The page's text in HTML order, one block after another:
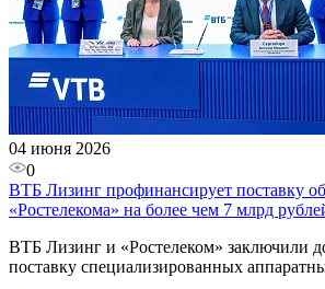
04 июня 2026
0
ВТБ Лизинг профинансирует поставку
«Ростелекома» на более чем 7 млрд
ВТБ Лизинг и «Ростелеком» заключили
поставку специализированных